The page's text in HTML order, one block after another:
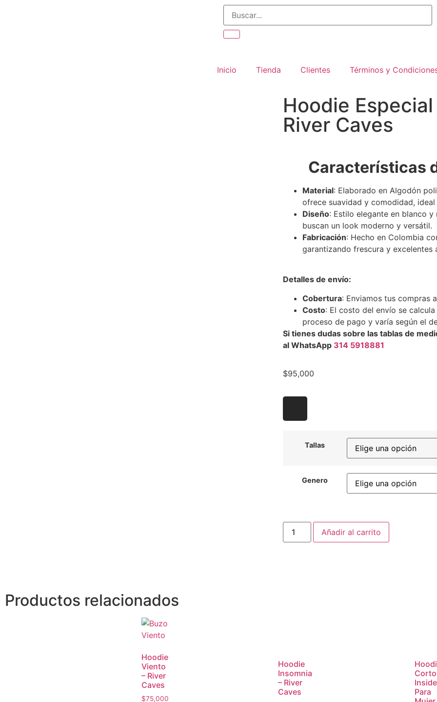
Inicio Tienda Clientes Términos y
Hoodie Especial
River Caves
Características
Material: Elaborado en Algodón
ofrece suavidad y comodidad,
Diseño: Estilo elegante en blanco
buscan un look moderno y versátil.
Fabricación: Hecho en Colombia
garantizando frescura y excelentes
Detalles de envío:
Cobertura: Enviamos tus compras
Costo: El costo del envío se
proceso de pago y varía según el
Si tienes dudas sobre las tablas de
al WhatsApp 314 5918881
$95,000
Tallas
Genero
Añadir al carrito
Productos relacionados
Hoodie
Viento
– River
Caves
$75,000
Hoodie
Insomnia
– River
Caves
Corto
Inside
Para